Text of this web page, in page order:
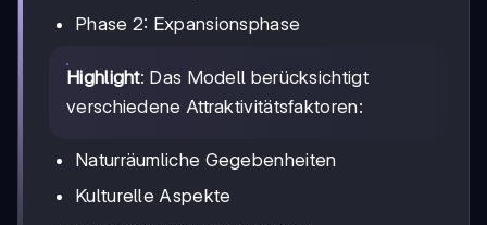
Phase 2: Expansionsphase
Highlight: Das Modell berücksichtigt
verschiedene Attraktivitätsfaktoren:
Naturräumliche Gegebenheiten
Kulturelle Aspekte